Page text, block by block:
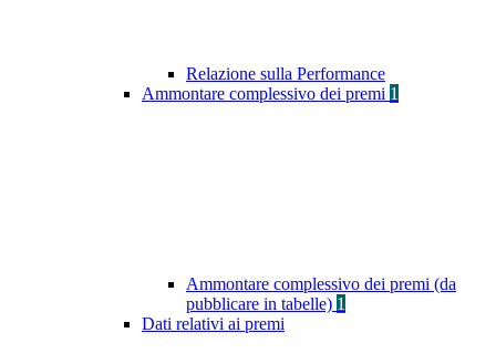
Relazione sulla Performance
Ammontare complessivo dei premi 1
Ammontare complessivo dei premi (da
pubblicare in tabelle) 1
Dati relativi ai premi